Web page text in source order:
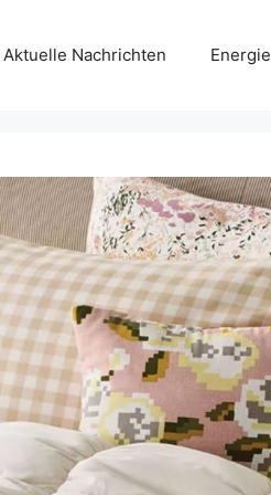
Aktuelle Nachrichten Energie